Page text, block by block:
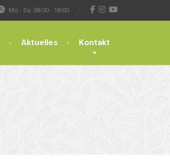
Mo - Sa: 08:00 - 18:00
Aktuelles Kontakt